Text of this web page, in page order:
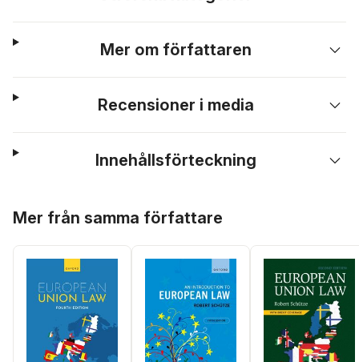
Mer om författaren
Recensioner i media
Innehållsförteckning
Mer från samma författare